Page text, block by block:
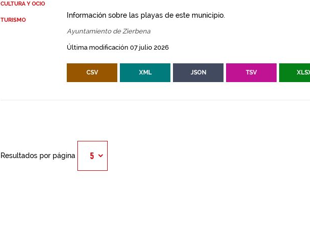
CULTURA Y OCIO
TURISMO
Información sobre las playas de este municipio.
Ayuntamiento de Zierbena
Última modificación 07 julio 2026
CSV XML JSON TSV
Resultados por página